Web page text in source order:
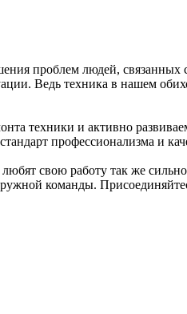
проблем людей,
Ведь техника в нашем
техники и активно
профессионализма и
свою работу так же
команды.